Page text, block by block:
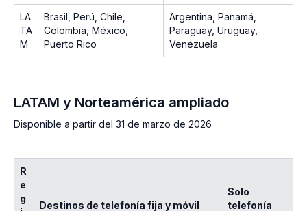
LA
TA
M
Brasil, Perú, Chile,
Colombia, México,
Puerto Rico
Argentina, Panamá,
Paraguay, Uruguay,
Venezuela
LATAM y Norteamérica ampliado
Disponible a partir del 31 de marzo de 2026
R
e
g
Destinos de telefonía fija y móvil
Solo
telefonía